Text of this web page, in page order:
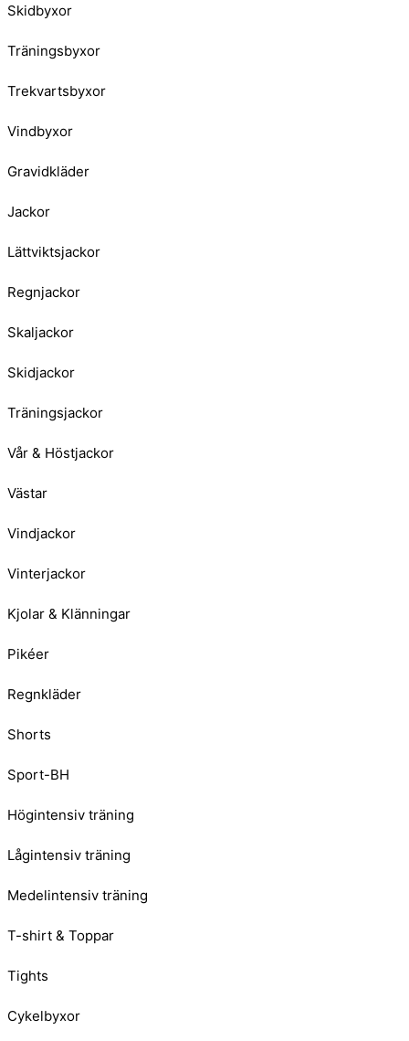
Skidbyxor
Träningsbyxor
Trekvartsbyxor
Vindbyxor
Gravidkläder
Jackor
Lättviktsjackor
Regnjackor
Skaljackor
Skidjackor
Träningsjackor
Vår & Höstjackor
Västar
Vindjackor
Vinterjackor
Kjolar & Klänningar
Pikéer
Regnkläder
Shorts
Sport-BH
Högintensiv träning
Lågintensiv träning
Medelintensiv träning
T-shirt & Toppar
Tights
Cykelbyxor